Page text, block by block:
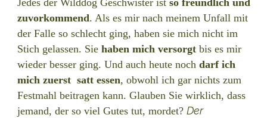
Jedes der Wilddog Geschwister ist so freundlich und
zuvorkommend. Als es mir nach meinem Unfall mit
der Falle so schlecht ging, haben sie mich nicht im
Stich gelassen. Siehaben mich versorgtbis es mir
wieder besser ging. Und auch heute noch darf ich
mich zuerst satt essen, obwohl ich gar nichts zum
Festmahl beitragen kann. Glauben Sie wirklich, dass
jemand, der so viel Gutes tut, mordet? Der